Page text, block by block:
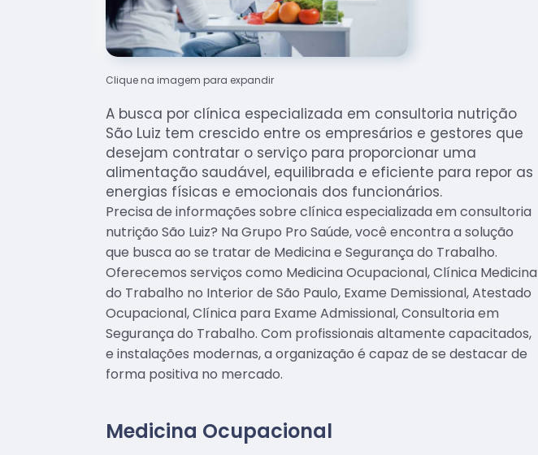
Clique na imagem para expandir
A busca por clínica especializada em consultoria nutrição
São Luiz tem crescido entre os empresários e gestores que
desejam contratar o serviço para proporcionar uma
alimentação saudável, equilibrada e eficiente para repor as
energias físicas e emocionais dos funcionários.
Precisa de informações sobre clínica especializada em consultoria
nutrição São Luiz? Na Grupo Pro Saúde, você encontra a solução
que busca ao se tratar de Medicina e Segurança do Trabalho.
Oferecemos serviços como Medicina Ocupacional, Clínica Medicina
do Trabalho no Interior de São Paulo, Exame Demissional, Atestado
Ocupacional, Clínica para Exame Admissional, Consultoria em
Segurança do Trabalho. Com profissionais altamente capacitados,
e instalações modernas, a organização é capaz de se destacar de
forma positiva no mercado.
Medicina Ocupacional